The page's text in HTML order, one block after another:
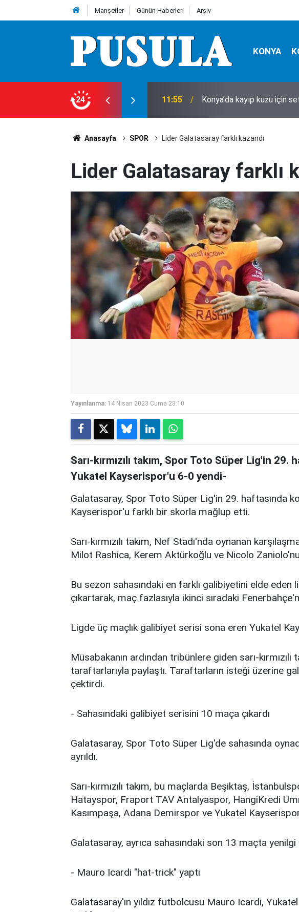
Manşetler Günün Haberleri Arşiv
KONYA
24
Konya’da kırmızı et çıkmazı 11:55 Konya’da kayıp kuzu için
Anasayfa SPOR Lider Galatasaray farklı kazandı
Lider Galatasaray farklı
Yayınlanma: 14 Nisan 2023 Cuma 23:10
Sarı-kırmızılı takım, Spor Toto Süper Lig'in
Yukatel Kayserispor'u 6-0 yendi-
Galatasaray, Spor Toto Süper Lig'in 29. haftasında
Kayserispor'u farklı bir skorla mağlup etti.
Sarı-kırmızılı takım, Nef Stadı'nda oynanan
Milot Rashica, Kerem Aktürkoğlu ve Nicolo
Bu sezon sahasındaki en farklı galibiyetini elde eden
çıkartarak, maç fazlasıyla ikinci sıradaki
Ligde üç maçlık galibiyet serisi sona eren Yukatel
Müsabakanın ardından tribünlere giden sarı-
taraftarlarıyla paylaştı. Taraftarların isteği üzerine
çektirdi.
- Sahasındaki galibiyet serisini 10 maça çıkardı
Galatasaray, Spor Toto Süper Lig'de sahasında
ayrıldı.
Sarı-kırmızılı takım, bu maçlarda Beşiktaş,
Hatayspor, Fraport TAV Antalyaspor, HangiKredi
Kasımpaşa, Adana Demirspor ve Yukatel
Galatasaray, ayrıca sahasındaki son 13 maçta yenilgi
- Mauro Icardi "hat-trick" yaptı
Galatasaray'ın yıldız futbolcusu Mauro Icardi,